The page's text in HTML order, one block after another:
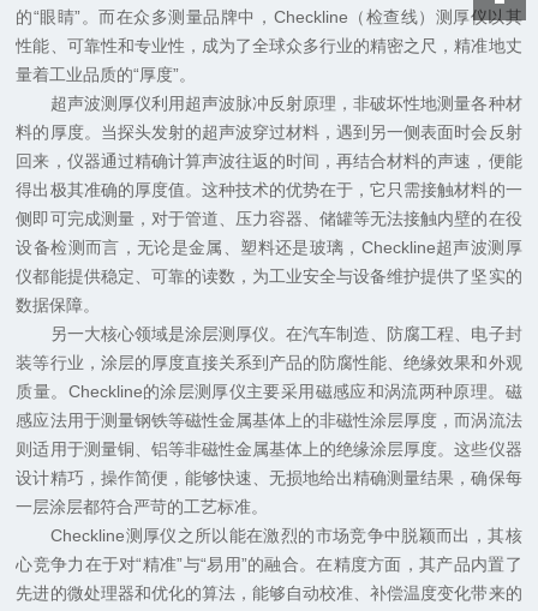
的“眼睛”。而在众多测量品牌中，Checkline（检查线）测厚仪以其
性能、可靠性和专业性，成为了全球众多行业的精密之尺，精准地丈
量着工业品质的“厚度”。
超声波测厚仪利用超声波脉冲反射原理，非破坏性地测量各种材
料的厚度。当探头发射的超声波穿过材料，遇到另一侧表面时会反射
回来，仪器通过精确计算声波往返的时间，再结合材料的声速，便能
得出极其准确的厚度值。这种技术的优势在于，它只需接触材料的一
侧即可完成测量，对于管道、压力容器、储罐等无法接触内壁的在役
设备检测而言，无论是金属、塑料还是玻璃，Checkline超声波测厚
仪都能提供稳定、可靠的读数，为工业安全与设备维护提供了坚实的
数据保障。
另一大核心领域是涂层测厚仪。在汽车制造、防腐工程、电子封
装等行业，涂层的厚度直接关系到产品的防腐性能、绝缘效果和外观
质量。Checkline的涂层测厚仪主要采用磁感应和涡流两种原理。磁
感应法用于测量钢铁等磁性金属基体上的非磁性涂层厚度，而涡流法
则适用于测量铜、铝等非磁性金属基体上的绝缘涂层厚度。这些仪器
设计精巧，操作简便，能够快速、无损地给出精确测量结果，确保每
一层涂层都符合严苛的工艺标准。
Checkline测厚仪之所以能在激烈的市场竞争中脱颖而出，其核
心竞争力在于对“精准”与“易用”的融合。在精度方面，其产品内置了
先进的微处理器和优化的算法，能够自动校准、补偿温度变化带来的